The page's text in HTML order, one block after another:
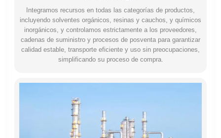
Integramos recursos en todas las categorías de productos,
incluyendo solventes orgánicos, resinas y cauchos, y químicos
inorgánicos, y controlamos estrictamente a los proveedores,
cadenas de suministro y procesos de posventa para garantizar
calidad estable, transporte eficiente y uso sin preocupaciones,
simplificando su proceso de compra.